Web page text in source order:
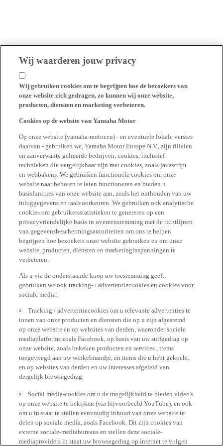
Wij waarderen jouw privacy
Wij gebruiken cookies om te begrijpen hoe de bezoekers van
onze website zich gedragen, zo kunnen wij onze website,
producten, diensten en marketing verbeteren.
Cookies op de website van Yamaha Motor
Op onze website (yamaha-motor.eu) - en eventuele lokale versies
daarvan - gebruiken we, Yamaha Motor Europe N.V., zijn filialen
en aanverwante gelieerde bedrijven, cookies, inclusief
technieken die vergelijkbaar zijn met cookies, zoals javascript
en webbakens. We gebruiken functionele cookies om onze
website naar behoren te laten functioneren en bieden u
basisfuncties van onze website aan, zoals het onthouden van uw
inloggegevens en taalvoorkeuren. We gebruiken ook analytische
cookies om gebruikersstatistieken te genereren op een
privacyvriendelijke basis in overeenstemming met de richtlijnen
van gegevensbeschermingsautoriteiten om ons te helpen
begrijpen hoe bezoekers onze website gebruiken en om onze
website, producten, diensten en marketinginspanningen te
verbeteren.
Als u via de onderstaande knop uw toestemming geeft,
gebruiken we ook tracking- / advertentiecookies en cookies voor
sociale media:
Tracking / advertentiecookies om u relevante advertenties te
tonen van onze producten en diensten die op u zijn afgestemd
op onze website en op websites van derden, waaronder sociale
mediaplatforms zoals Facebook, op basis van uw surfgedrag op
onze website, zoals bekeken producten en services , items
toegevoegd aan uw winkelmandje, en items die u hebt gekocht,
en op websites van derden en uw interesses afgeleid van
dergelijk browsegedrag.
Social media-cookies om u de mogelijkheid te bieden video's
op onze website te bekijken (via bijvoorbeeld YouTube), en ook
om u in staat te stellen eenvoudig inhoud van onze website te
delen op sociale media, zoals Facebook. Dit zijn cookies van
externe sociale-mediabureaus en stellen deze sociale-
mediaproviders in staat uw browsegedrag op internet te volgen